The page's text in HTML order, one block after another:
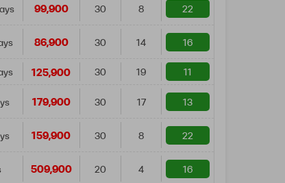
99,900 30 8 22
86,900 30 14 16
125,900 30 19 11
179,900 30 17 13
159,900 30 8 22
509,900 20 4 16